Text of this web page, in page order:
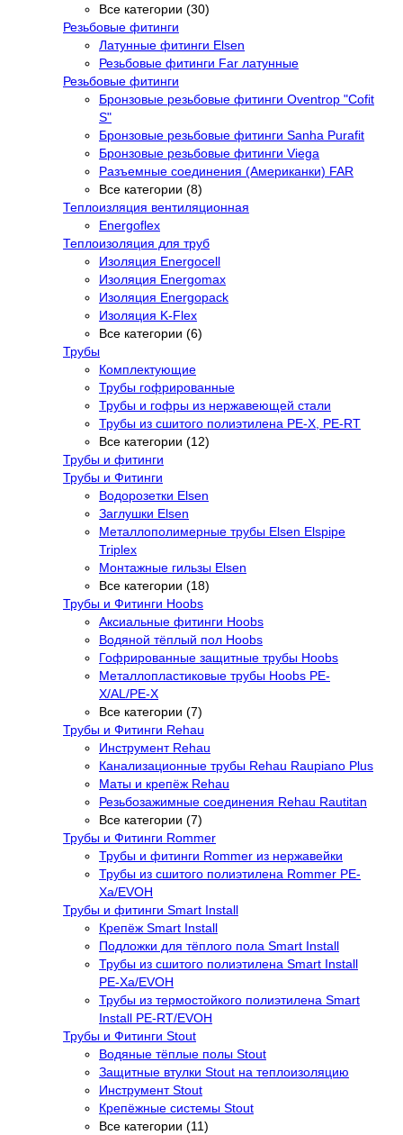
Все категории (30)
Резьбовые фитинги
Латунные фитинги Elsen
Резьбовые фитинги Far латунные
Резьбовые фитинги
Бронзовые резьбовые фитинги Oventrop "Cofit
S"
Бронзовые резьбовые фитинги Sanha Purafit
Бронзовые резьбовые фитинги Viega
Разъемные соединения (Американки) FAR
Все категории (8)
Теплоизляция вентиляционная
Energoflex
Теплоизоляция для труб
Изоляция Energocell
Изоляция Energomax
Изоляция Energopack
Изоляция K-Flex
Все категории (6)
Трубы
Комплектующие
Трубы гофрированные
Трубы и гофры из нержавеющей стали
Трубы из сшитого полиэтилена PE-X, PE-RT
Все категории (12)
Трубы и фитинги
Трубы и Фитинги
Водорозетки Elsen
Заглушки Elsen
Металлополимерные трубы Elsen Elspipe
Triplex
Монтажные гильзы Elsen
Все категории (18)
Трубы и Фитинги Hoobs
Аксиальные фитинги Hoobs
Водяной тёплый пол Hoobs
Гофрированные защитные трубы Hoobs
Металлопластиковые трубы Hoobs PE-
X/AL/PE-X
Все категории (7)
Трубы и Фитинги Rehau
Инструмент Rehau
Канализационные трубы Rehau Raupiano Plus
Маты и крепёж Rehau
Резьбозажимные соединения Rehau Rautitan
Все категории (7)
Трубы и Фитинги Rommer
Трубы и фитинги Rommer из нержавейки
Трубы из сшитого полиэтилена Rommer PE-
Xa/EVOH
Трубы и фитинги Smart Install
Крепёж Smart Install
Подложки для тёплого пола Smart Install
Трубы из сшитого полиэтилена Smart Install
PE-Xa/EVOH
Трубы из термостойкого полиэтилена Smart
Install PE-RT/EVOH
Трубы и Фитинги Stout
Водяные тёплые полы Stout
Защитные втулки Stout на теплоизоляцию
Инструмент Stout
Крепёжные системы Stout
Все категории (11)